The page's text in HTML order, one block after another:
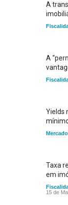
A
A
Yields
Taxa
em
15 de